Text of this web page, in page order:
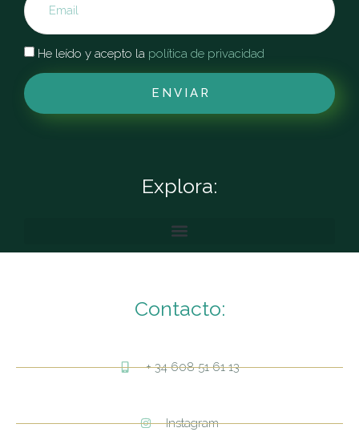
He leído y acepto la política de privacidad
ENVIAR
Explora:
Contacto:
+ 34 608 51 61 13
Instagram